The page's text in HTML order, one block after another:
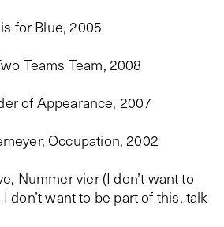
for Blue, 2005
Teams Team, 2008
of Appearance, 2007
Occupation, 2002
Nummer vier (I don’t want to
don’t want to be part of this, talk